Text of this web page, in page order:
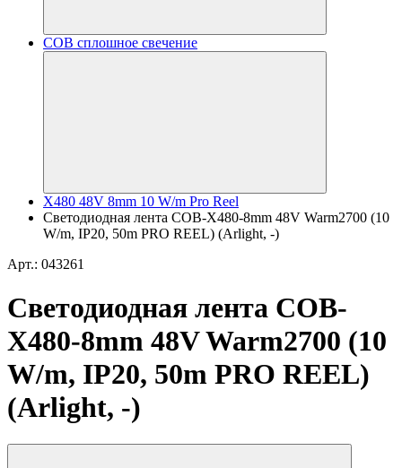
COB сплошное свечение
X480 48V 8mm 10 W/m Pro Reel
Светодиодная лента COB-X480-8mm 48V Warm2700 (10
W/m, IP20, 50m PRO REEL) (Arlight, -)
Арт.: 043261
Светодиодная лента COB-
X480-8mm 48V Warm2700 (10
W/m, IP20, 50m PRO REEL)
(Arlight, -)